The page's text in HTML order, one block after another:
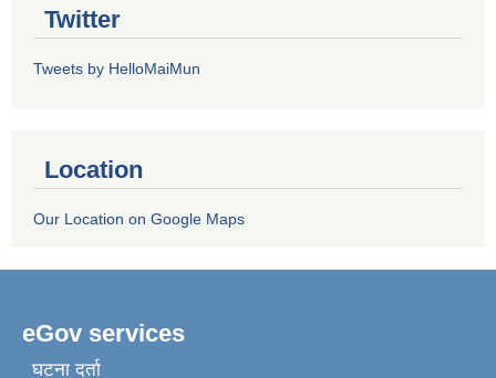
Twitter
Tweets by HelloMaiMun
Location
Our Location on Google Maps
eGov services
घटना दर्ता